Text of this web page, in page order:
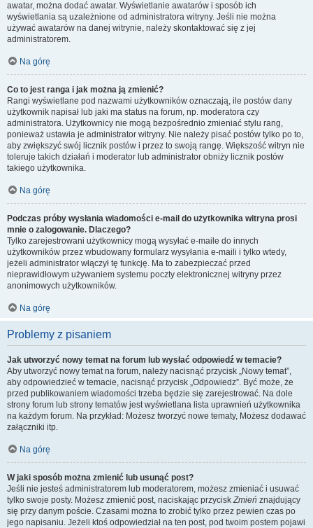
awatar, można dodać awatar. Wyświetlanie awatarów i sposób ich
wyświetlania są uzależnione od administratora witryny. Jeśli nie można
używać awatarów na danej witrynie, należy skontaktować się z jej
administratorem.
Na górę
Co to jest ranga i jak można ją zmienić?
Rangi wyświetlane pod nazwami użytkowników oznaczają, ile postów dany
użytkownik napisał lub jaki ma status na forum, np. moderatora czy
administratora. Użytkownicy nie mogą bezpośrednio zmieniać stylu rang,
ponieważ ustawia je administrator witryny. Nie należy pisać postów tylko po to,
aby zwiększyć swój licznik postów i przez to swoją rangę. Większość witryn nie
toleruje takich działań i moderator lub administrator obniży licznik postów
takiego użytkownika.
Na górę
Podczas próby wysłania wiadomości e-mail do użytkownika witryna prosi
mnie o zalogowanie. Dlaczego?
Tylko zarejestrowani użytkownicy mogą wysyłać e-maile do innych
użytkowników przez wbudowany formularz wysyłania e-maili i tylko wtedy,
jeżeli administrator włączył tę funkcję. Ma to zabezpieczać przed
nieprawidłowym używaniem systemu poczty elektronicznej witryny przez
anonimowych użytkowników.
Na górę
Problemy z pisaniem
Jak utworzyć nowy temat na forum lub wysłać odpowiedź w temacie?
Aby utworzyć nowy temat na forum, należy nacisnąć przycisk „Nowy temat”,
aby odpowiedzieć w temacie, nacisnąć przycisk „Odpowiedz”. Być może, że
przed publikowaniem wiadomości trzeba będzie się zarejestrować. Na dole
strony forum lub strony tematów jest wyświetlana lista uprawnień użytkownika
na każdym forum. Na przykład: Możesz tworzyć nowe tematy, Możesz dodawać
załączniki itp.
Na górę
W jaki sposób można zmienić lub usunąć post?
Jeśli nie jesteś administratorem lub moderatorem, możesz zmieniać i usuwać
tylko swoje posty. Możesz zmienić post, naciskając przyciskZmień znajdujący
się przy danym poście. Czasami można to zrobić tylko przez pewien czas po
jego napisaniu. Jeżeli ktoś odpowiedział na ten post, pod twoim postem pojawi